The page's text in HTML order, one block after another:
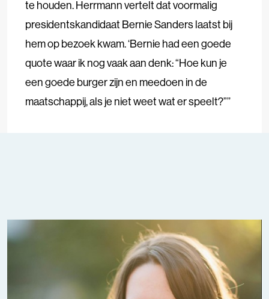
te houden. Herrmann vertelt dat voormalig
presidentskandidaat Bernie Sanders laatst bij
hem op bezoek kwam. ‘Bernie had een goede
quote waar ik nog vaak aan denk: “Hoe kun je
een goede burger zijn en meedoen in de
maatschappij, als je niet weet wat er speelt?”’’